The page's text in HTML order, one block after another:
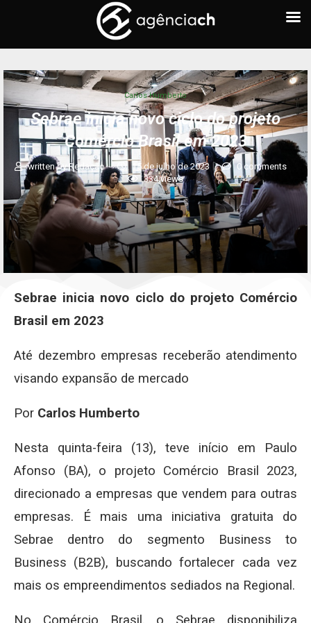
Carlos Humberto
Sebrae inicia novo ciclo do projeto
Comércio Brasil em 2023
written byRedação 15 de julho de 2023
0 comments
334views
Sebrae inicia novo ciclo do projeto Comércio
Brasil em 2023
Até dezembro empresas receberão atendimento
visando expansão de mercado
Por Carlos Humberto
Nesta quinta-feira (13), teve início em Paulo
Afonso (BA), o projeto Comércio Brasil 2023,
direcionado a empresas que vendem para outras
empresas. É mais uma iniciativa gratuita do
Sebrae dentro do segmento Business to
Business (B2B), buscando fortalecer cada vez
mais os empreendimentos sediados na Regional.